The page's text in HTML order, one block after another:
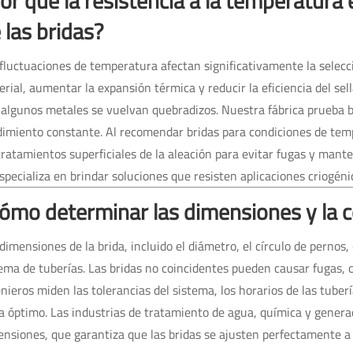
bridas?
de temperatura afectan significativamente la
aumentar la expansión térmica y reducir la eficiencia del
metales se vuelvan quebradizos. Nuestra fábrica
constante. Al recomendar bridas para condiciones de
superficiales de la aleación para evitar fugas y
en brindar soluciones que resisten aplicaciones
determinar las dimensiones y
de la brida, incluido el diámetro, el círculo de
de tuberías. Las bridas no coincidentes pueden causar
miden las tolerancias del sistema, los horarios de las
óptimo. Las industrias de tratamiento de agua, química y
que garantiza que las bridas se ajusten